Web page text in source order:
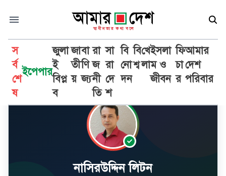
স
র্ব
শে
ষ
ইপেপার
জুলা
ই
বিপ্ল
ব
জা
তী
য়
বা
ণি
জ্য
রা
জ
নী
তি
সা
রা
দে
শ
বি
নো
দন
বি
শ্ব
খে
লা
ইসলা
ম ও
জীবন
ফি
চা
র
আমার
দেশ
পরিবার
নাসিরউদ্দিন লিটন